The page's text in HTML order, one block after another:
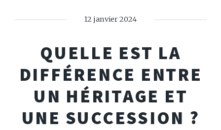
12 janvier 2024
QUELLE EST LA
DIFFÉRENCE ENTRE
UN HÉRITAGE ET
UNE SUCCESSION ?